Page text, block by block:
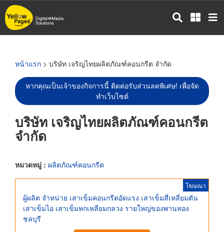
ข้าม
ไป
หน้าแรก > บริษัท เจริญไทยผลิตภัณฑ์คอนกรีต จำกัด
หากคุณเป็นเจ้าของกิจการนี้ ติดต่อรับส่วนลดพิเศษ! เพื่อจัด
ทำเว็บไซต์
บริษัท เจริญไทยผลิตภัณฑ์คอนกรีต
จำกัด
หมวดหมู่ : ผลิตภัณฑ์คอนกรีต
โฆษณา
ผู้ผลิต จำหน่าย เสาเข็มคอนกรีตอัดแรง เสาเข็มสี่เหลี่ยมตัน
เสาเข็มไอ เสาเข็มหกเหลี่ยมกลวง รายใหญ่ของพานทอง
ชลบุรี